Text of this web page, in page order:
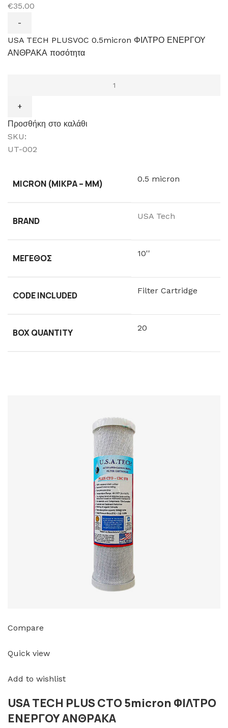
€35.00
USA TECH PLUSVOC 0.5micron ΦΙΛΤΡΟ ΕΝΕΡΓΟΥ
ΑΝΘΡΑΚΑ ποσότητα
Προσθήκη στο καλάθι
SKU:
UT-002
MICRON (ΜΙΚΡΆ – ΜM) 0.5 micron
BRAND USA Tech
ΜΈΓΕΘΟΣ 10''
CODE INCLUDED Filter Cartridge
BOX QUANTITY 20
Compare
Quick view
Add to wishlist
USA TECH PLUS CTO 5micron ΦΙΛΤΡΟ
ΕΝΕΡΓΟΥ ΑΝΘΡΑΚΑ